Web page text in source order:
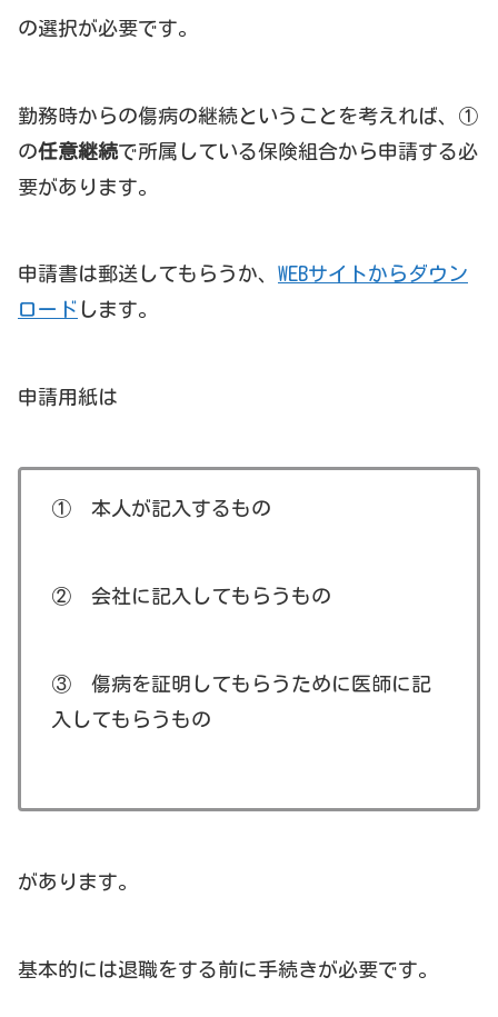
の選択が必要です。
勤務時からの傷病の継続ということを考えれば、①
の任意継続で所属している保険組合から申請する必
要があります。
申請書は郵送してもらうか、 WEBサイトからダウン
ロード します。
申請用紙は
① 本人が記入するもの
② 会社に記入してもらうもの
③ 傷病を証明してもらうために医師に記
入してもらうもの
があります。
基本的には退職をする前に手続きが必要です。